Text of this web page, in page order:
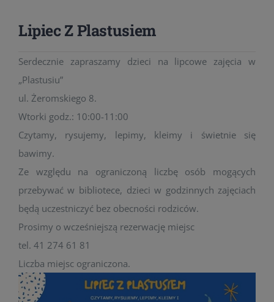
Lipiec Z Plastusiem
Serdecznie zapraszamy dzieci na lipcowe zajęcia w
„Plastusiu”
ul. Żeromskiego 8.
Wtorki godz.: 10:00-11:00
Czytamy, rysujemy, lepimy, kleimy i świetnie się
bawimy.
Ze względu na ograniczoną liczbę osób mogących
przebywać w bibliotece, dzieci w godzinnych zajęciach
będą uczestniczyć bez obecności rodziców.
Prosimy o wcześniejszą rezerwację miejsc
tel. 41 274 61 81
Liczba miejsc ograniczona.